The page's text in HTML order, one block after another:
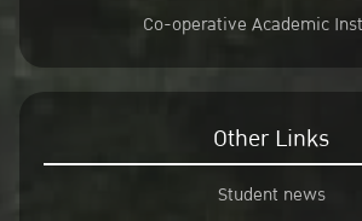
Co-operative Academic
Other Links
Student news